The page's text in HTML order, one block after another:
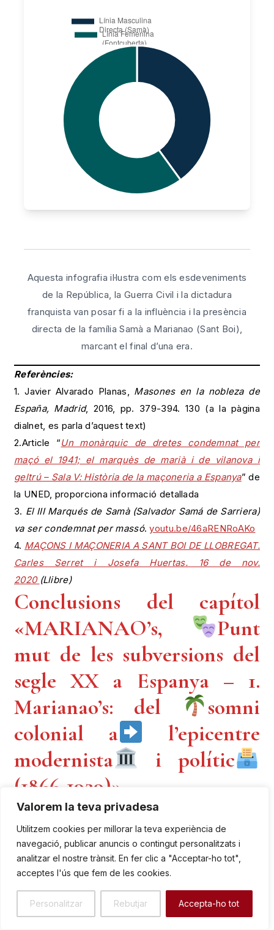
Valorem la teva privadesa
Utilitzem cookies per millorar la teva experiència de
navegació, publicar anuncis o contingut personalitzats i
analitzar el nostre trànsit. En fer clic a "Acceptar-ho tot",
acceptes l'ús que fem de les cookies.
Personalitzar Rebutjar Accepta-ho tot
Aquesta infografia il·lustra com els esdeveniments
de la República, la Guerra Civil i la dictadura
franquista van posar fi a la influència i la presència
directa de la família Samà a Marianao (Sant Boi),
marcant el final d’una era.
Referències:
1. Javier Alvarado Planas, Masones en la nobleza de
España, Madrid, 2016, pp. 379-394. 130 (a la pàgina
dialnet, es parla d’aquest text)
2.Article “Un monàrquic de dretes condemnat per
maçó el 1941; el marquès de marià i de vilanova i
geltrú – Sala V: Història de la maçoneria a Espanya” de
la UNED, proporciona informació detallada
3. El III Marqués de Samà (Salvador Samá de Sarriera)
va ser condemnat per massó.youtu.be/46aRENRoAKo
4. MAÇONS I MAÇONERIA A SANT BOI DE LLOBREGAT.
Carles Serret i Josefa Huertas. 16 de nov.
2020 (Llibre)
Conclusions del capítol
«MARIANAO’s,
Punt
mut de les subversions del
segle XX a Espanya – 1.
Marianao’s: del
somni
colonial a
l’epicentre
modernista
i polític
(1866-1929)»
Aquest article sobre «El Final dels Samà a Sant Boi»
serveix com a culminació dels temes explorats en els
posts anteriors del capítol « MARIANAO’s,
Punt mut
de les subversions del segle XX a Espanya – 1.
Marianao’s: del
modernista
i polític (1866-1929)«. La història de
la despossessió i el declivi dels Samà és la prova